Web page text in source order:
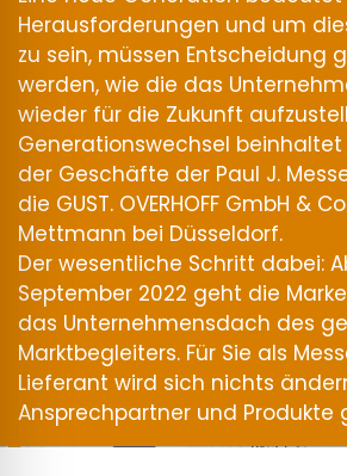
Herausforderungen und um
zu sein, müssen Entscheidung
werden, wie die das
wieder für die Zukunft
Generationswechsel
der Geschäfte der Paul J.
die GUST. OVERHOFF GmbH &
Mettmann bei Düsseldorf.
Der wesentliche Schritt dabei:
September 2022 geht die Marke
das Unternehmensdach des
Marktbegleiters. Für Sie als
Lieferant wird sich nichts
Ansprechpartner und Produkte